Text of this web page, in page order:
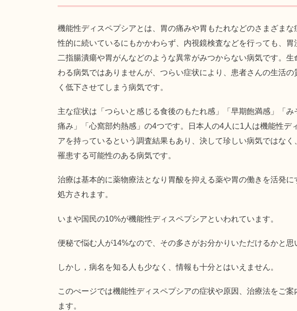
機能性ディスペプシアとは、胃の痛みや胃もたれなどのさまざまな
性的に続いているにもかかわらず、内視鏡検査などを行っても、胃
二指腸潰瘍や胃がんなどのような異常がみつからない病気です。生
わる病気ではありませんが、つらい症状により、患者さんの生活の
く低下させてしまう病気です。
主な症状は「つらいと感じる食後のもたれ感」「早期飽満感」「み
痛み」「心窩部灼熱感」の4つです。日本人の4人に1人は機能性デ
アを持っているという調査結果もあり、決して珍しい病気ではなく
罹患する可能性のある病気です。
治療は基本的に薬物療法となり胃酸を抑える薬や胃の働きを活発に
処方されます。
いまや国民の10%が機能性ディスペプシアといわれています。
便秘で悩む人が14%なので、その多さがお分かりいただけるかと思
しかし，病名を知る人も少なく、情報も十分とはいえません。
このぺージでは機能性ディスペプシアの症状や原因、治療法をご案
ます。